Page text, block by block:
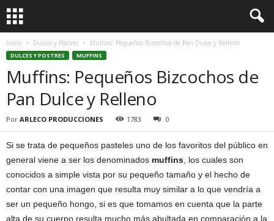
Inicio Dulces y Postres Muffins: Pequeños Bizcochos de Pan Dulce y Relleno
DULCES Y POSTRES MUFFINS
Muffins: Pequeños Bizcochos de
Pan Dulce y Relleno
Por ARLECO PRODUCCIONES 1783 0
Si se trata de pequeños pasteles uno de los favoritos del público en
general viene a ser los denominados muffins , los cuales son
conocidos a simple vista por su pequeño tamaño y el hecho de
contar con una imagen que resulta muy similar a lo que vendría a
ser un pequeño hongo, si es que tomamos en cuenta que la parte
alta de su cuerpo resulta mucho más abultada en comparación a la